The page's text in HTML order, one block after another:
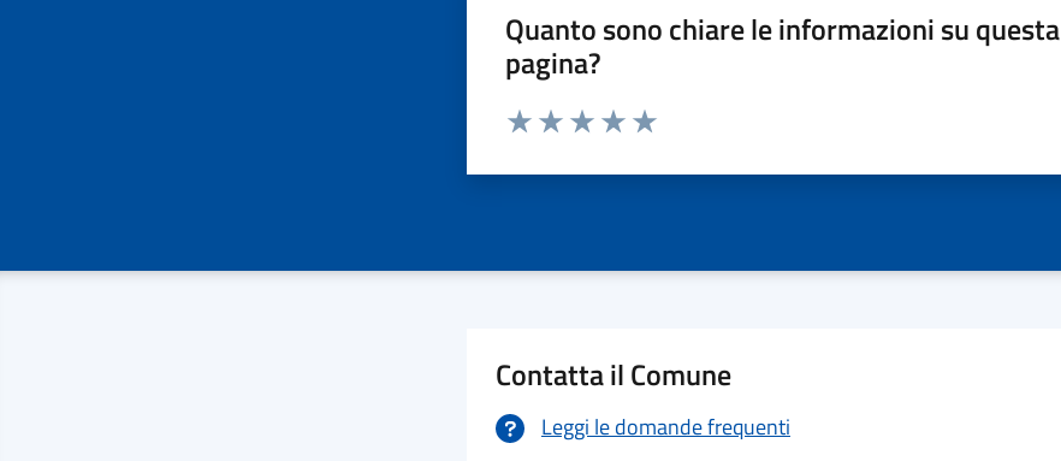
Quanto sono chiare le informazioni su questa
pagina?
Valuta da 1 a 5 stelle la pagina
Contatta il Comune
Leggi le domande frequenti